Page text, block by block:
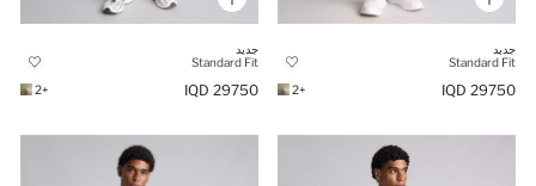
جديد
Standard Fit
29750 IQD
+2
جديد
Standard Fit
29750 IQD
+2